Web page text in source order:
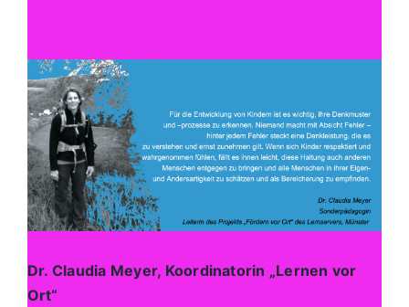
Dr. Claudia Meyer, Koordinatorin „Lernen vor
Ort“